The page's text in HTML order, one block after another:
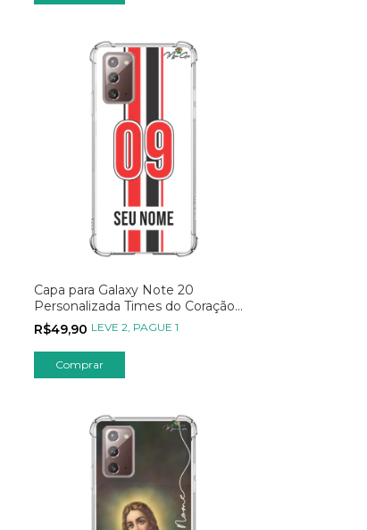
Capa para Galaxy Note 20
Personalizada Times do Coração
Nacionais
R$49,90 LEVE 2, PAGUE 1